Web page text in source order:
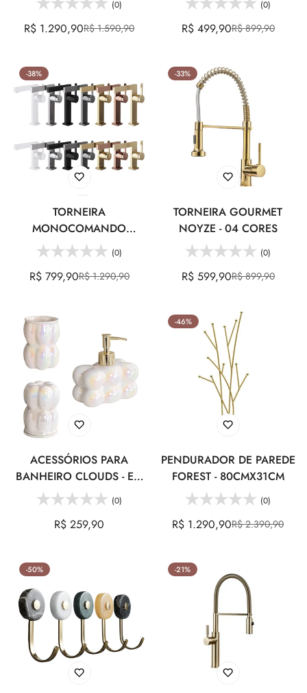
(0)
Preço
R$ 1.290,90Preço
R$ 1.590,90
(0)
Preço
venda
R$ 499,90Preço
R$ 899,90
-38%
TORNEIRA
MONOCOMANDO
ESSENZA - 02 MODELOS
(0)
Preço
R$ 799,90Preço
R$ 1.290,90
-33%
TORNEIRA GOURMET
NOYZE - 04 CORES
(0)
Preço
venda
R$ 599,90Preço
R$ 899,90
ACESSÓRIOS PARA
BANHEIRO CLOUDS - EM
CERÂMICA
(0)
Preço
R$ 259,90
-46%
PENDURADOR DE PAREDE
FOREST - 80CMX31CM
(0)
Preço
R$ 1.290,90Preço
R$ 2.390,90
-50% -21%